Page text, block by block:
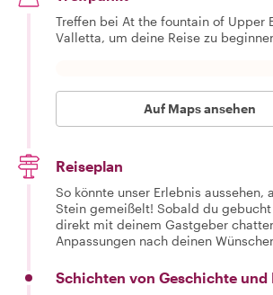
Treffen bei At the fountain of Upper
Valletta, um deine Reise zu
Auf Maps ansehen
Reiseplan
So könnte unser Erlebnis aussehen,
Stein gemeißelt! Sobald du
direkt mit deinem Gastgeber
Anpassungen nach deinen
Schichten von Geschichte und